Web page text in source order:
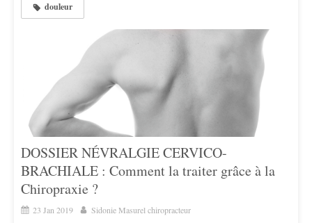
douleur
DOSSIER NÉVRALGIE CERVICO-
BRACHIALE : Comment la traiter grâce à la
Chiropraxie ?
23 Jan 2019 Sidonie Masurel chiropracteur